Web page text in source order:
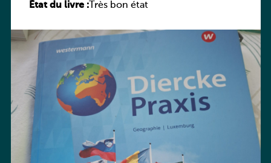
Praxis
État du livre :Très bon état